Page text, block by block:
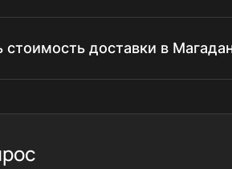
стоимость доставки в